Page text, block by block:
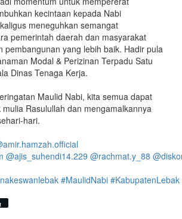
kecintaan kepada Nabi
pemerintah daerah dan masyarakat
pembangunan yang lebih baik. Hadir pula
Modal & Perizinan Terpadu Satu
Dinas Tenaga Kerja.
Maulid Nabi, kita semua dapat
Rasulullah dan mengamalkannya
hari.
@ajis_suhendi14.229 @rachmat.y_88
#MaulidNabi #KabupatenLebak